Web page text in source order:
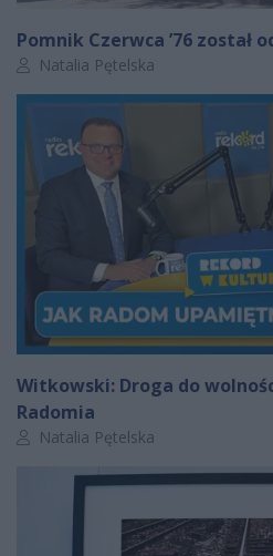
Pomnik Czerwca ’76 został
Autor artykułu:
Natalia Pętelska
Witkowski: Droga do
Radomia
Autor artykułu:
Natalia Pętelska